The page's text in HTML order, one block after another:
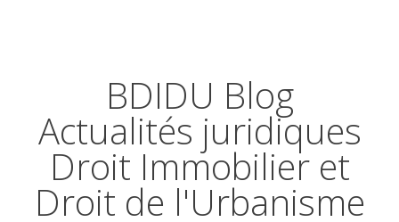
BDIDU Blog
Actualités juridiques
Droit Immobilier et
Droit de l'Urbanisme